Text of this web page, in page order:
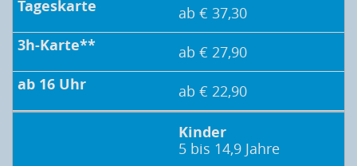
ab € 37,30
ab € 27,90
ab € 22,90
Kinder
5 bis 14,9 Jahre